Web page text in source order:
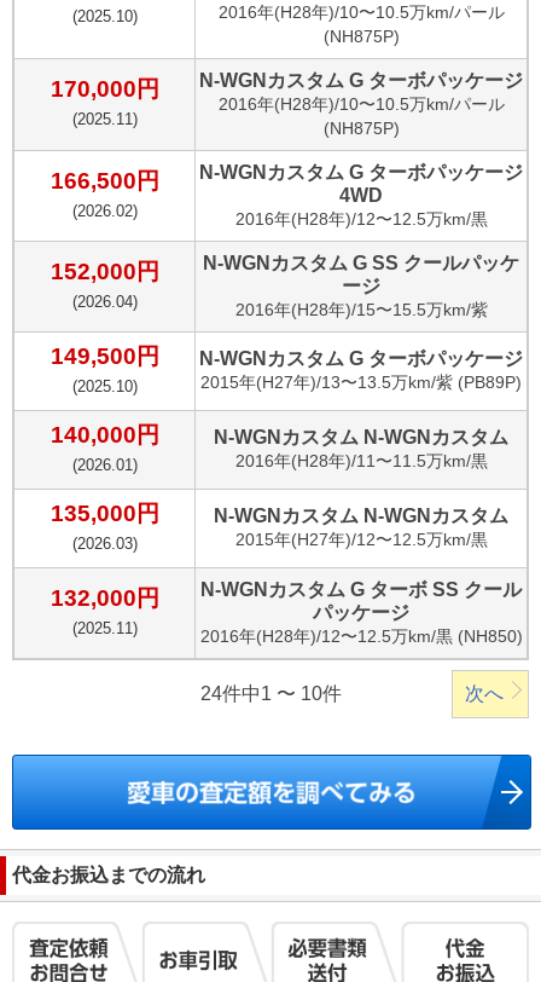
(2025.10) 2016年(H28年)/10〜10.5万km/パール
(NH875P)
170,000 円
(2025.11)
N-WGNカスタム G ターボパッケージ
2016年(H28年)/10〜10.5万km/パール
(NH875P)
166,500 円
(2026.02)
N-WGNカスタム G ターボパッケージ
4WD
2016年(H28年)/12〜12.5万km/黒
152,000 円
(2026.04)
N-WGNカスタム G SS クールパッケ
ージ
2016年(H28年)/15〜15.5万km/紫
149,500 円
(2025.10)
N-WGNカスタム G ターボパッケージ
2015年(H27年)/13〜13.5万km/紫 (PB89P)
140,000 円
(2026.01)
N-WGNカスタム N-WGNカスタム
2016年(H28年)/11〜11.5万km/黒
135,000 円
(2026.03)
N-WGNカスタム N-WGNカスタム
2015年(H27年)/12〜12.5万km/黒
132,000 円
(2025.11)
N-WGNカスタム G ターボ SS クール
パッケージ
2016年(H28年)/12〜12.5万km/黒 (NH850)
24件中1 〜 10件 次へ
代金お振込までの流れ